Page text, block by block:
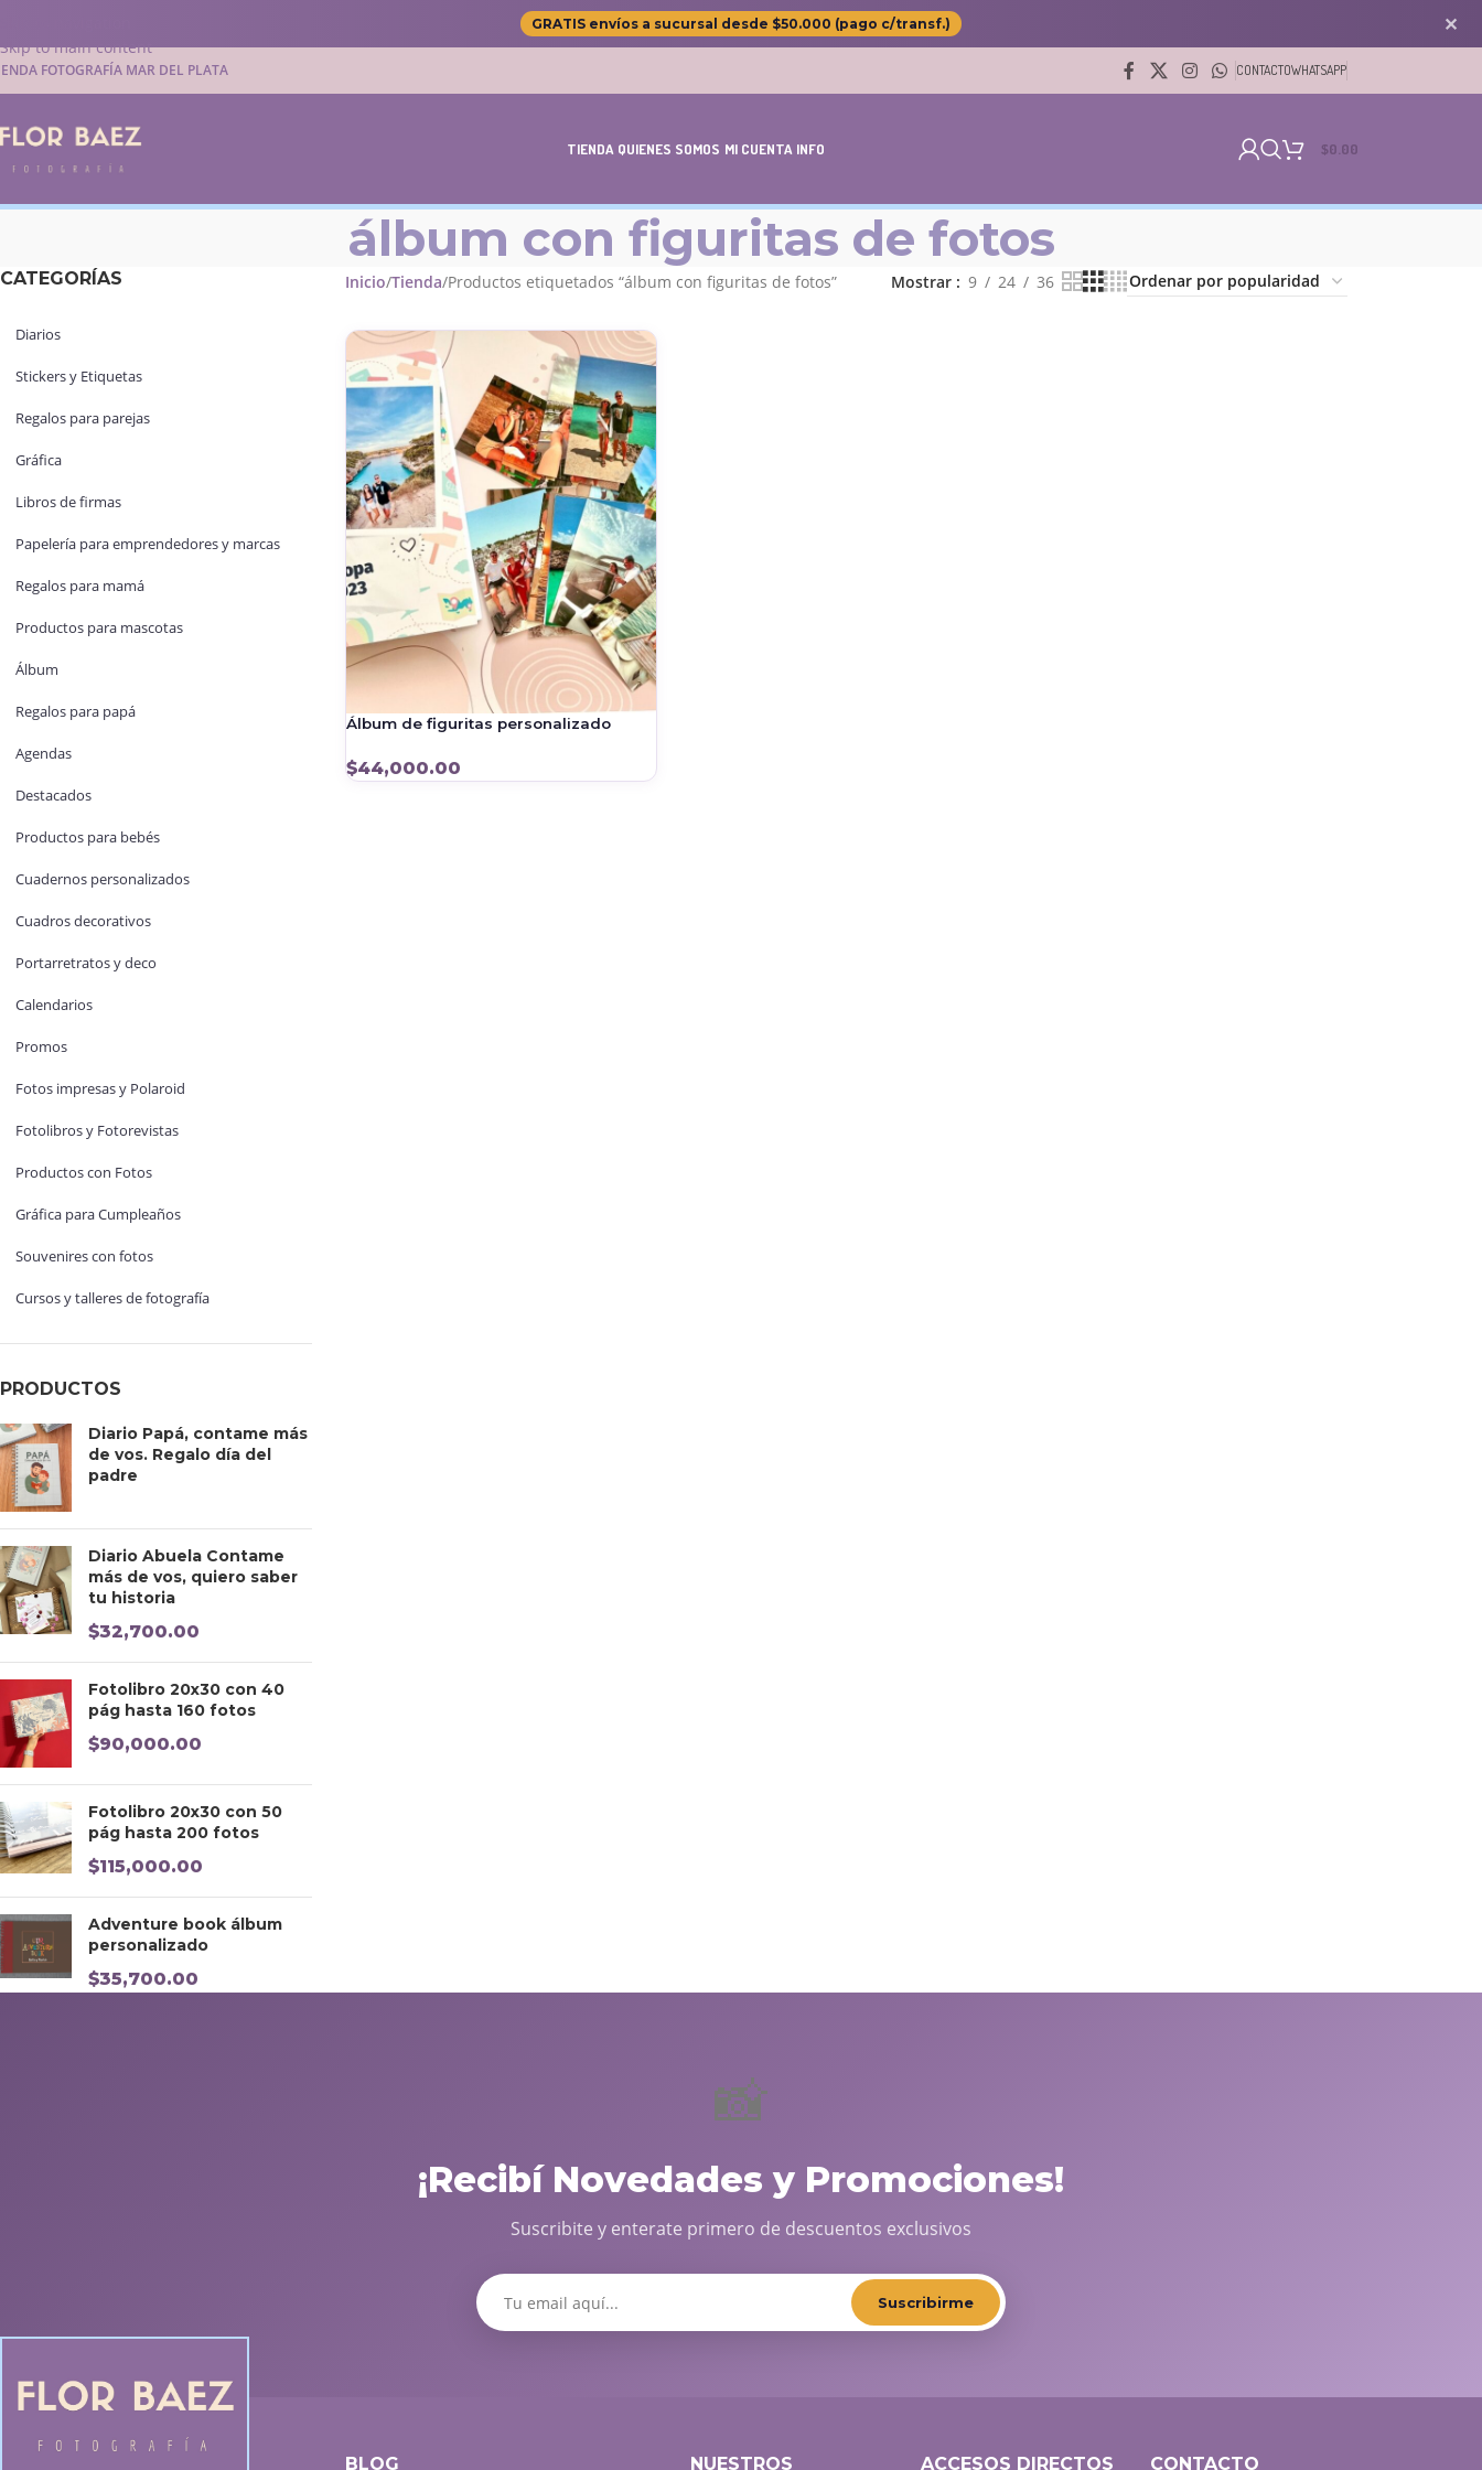
Skip to main content
GRATIS envíos a sucursal desde $50.000 (pago c/transf.) ✕
FOTOGRAFÍA MAR DEL PLATA CONTACTOWHATSAPP
TIENDA QUIENES SOMOS MI CUENTA INFO $0.00
álbum con figuritas de fotos
CATEGORÍAS
Diarios
Stickers y Etiquetas
Regalos para parejas
Gráfica
Libros de firmas
Papelería para emprendedores y marcas
Regalos para mamá
Productos para mascotas
Álbum
Regalos para papá
Agendas
Destacados
Productos para bebés
Cuadernos personalizados
Cuadros decorativos
Portarretratos y deco
Calendarios
Promos
Fotos impresas y Polaroid
Fotolibros y Fotorevistas
Productos con Fotos
Gráfica para Cumpleaños
Souvenires con fotos
Cursos y talleres de fotografía
PRODUCTOS
Diario Papá, contame más
de vos. Regalo día del
padre
Diario Abuela Contame
más de vos, quiero saber
tu historia
$32,700.00
Fotolibro 20x30 con 40
pág hasta 160 fotos
$90,000.00
Fotolibro 20x30 con 50
pág hasta 200 fotos
$115,000.00
Adventure book álbum
personalizado
$35,700.00
Inicio Tienda Productos etiquetados “álbum con figuritas de fotos” Mostrar 9 24 36
Álbum de figuritas personalizado
$44,000.00
📸
¡Recibí Novedades y Promociones!
Suscribite y enterate primero de descuentos exclusivos
Suscribirme
BLOG NUESTROS ACCESOS DIRECTOS CONTACTO